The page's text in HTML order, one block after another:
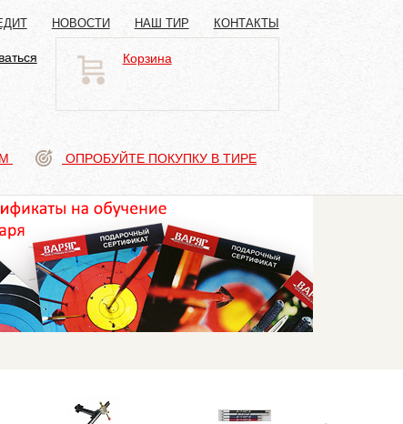
НОВОСТИ НАШ ТИР КОНТАКТЫ
Корзина
ОПРОБУЙТЕ ПОКУПКУ В ТИРЕ